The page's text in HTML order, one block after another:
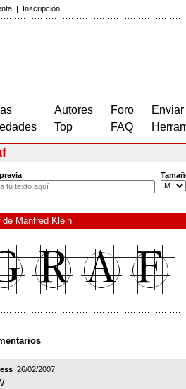
| Inscripción
Autores
Top
Foro
FAQ
de Manfred Klein
26/02/2007